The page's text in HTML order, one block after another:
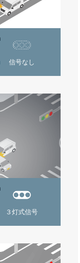
信号なし
３灯式信号